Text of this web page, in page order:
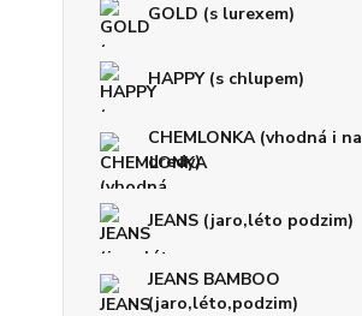
GOLD (s lurexem)
HAPPY (s chlupem)
CHEMLONKA (vhodná i na
dredy)
JEANS (jaro,léto podzim)
JEANS BAMBOO
(jaro,léto,podzim)